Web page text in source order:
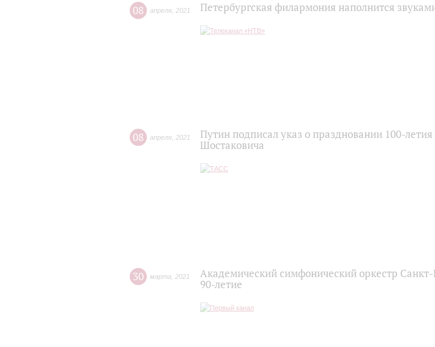
08 апреля 2021 Петербургская филармония наполнится
08 апреля 2021
Путин подписал указ о праздновании 100-
Шостаковича
30 марта 2021
Академический симфонический оркестр
90-летие